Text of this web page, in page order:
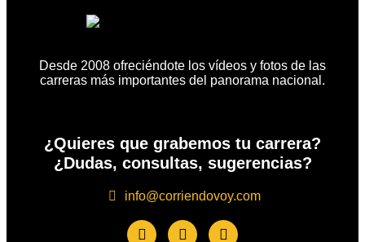
Desde 2008 ofreciéndote los vídeos y fotos de las
carreras más importantes del panorama nacional.
¿Quieres que grabemos tu carrera?
¿Dudas, consultas, sugerencias?
info@corriendovoy.com